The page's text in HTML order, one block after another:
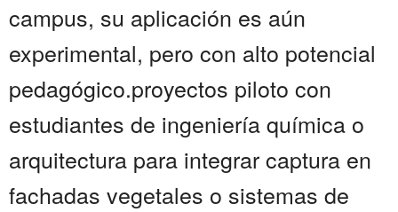
campus, su aplicación es aún
experimental, pero con alto potencial
pedagógico.proyectos piloto con
estudiantes de ingeniería química o
arquitectura para integrar captura en
fachadas vegetales o sistemas de